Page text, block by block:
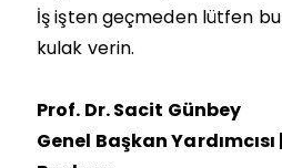
İş işten geçmeden lütfen
kulak verin.
Prof. Dr. Sacit Günbey
Genel Başkan